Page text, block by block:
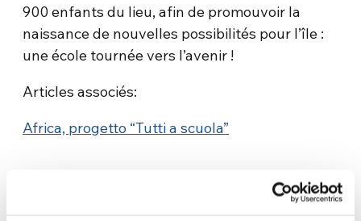
900 enfants du lieu, afin de promouvoir la
naissance de nouvelles possibilités pour l’île :
une école tournée vers l’avenir !
Articles associés:
Africa, progetto “Tutti a scuola”